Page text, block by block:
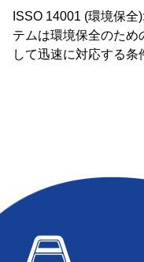
ISSO 14001 (環境保
テムは環境保全のた
して迅速に対応する条